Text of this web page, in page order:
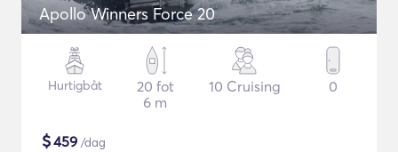
Apollo Winners Force 20
Hurtigbåt
20 fot
6 m
10 Cruising 0
$459 /dag